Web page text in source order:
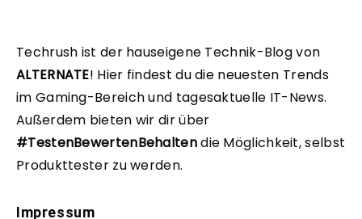
Techrush ist der hauseigene Technik-Blog von
ALTERNATE! Hier findest du die neuesten Trends
im Gaming-Bereich und tagesaktuelle IT-News.
Außerdem bieten wir dir über
#TestenBewertenBehaltendie Möglichkeit, selbst
Produkttester zu werden.
Impressum